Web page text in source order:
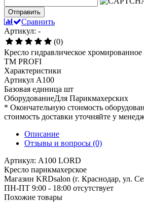
Отправить
Сравнить
Артикул: -
(0)
Кресло гидравлическое
TM PROFI
Характеристики
Артикул A100
Базовая единица шт
ОборудованиеДля Парикмахерских
* Окончательную стоимость
стоимость доставки уточняйте у
Описание
Отзывы и вопросы (0)
Артикул: A100 LORD
Кресло парикмахерское
Магазин KRDsalon (г. Краснодар, ул.
ПН-ПТ 9:00 - 18:00 отсутствует
Похожие товары